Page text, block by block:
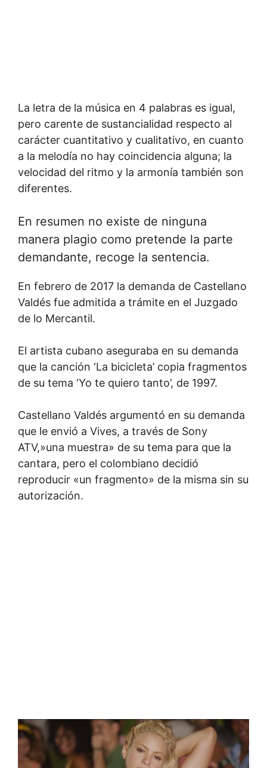
La letra de la música en 4 palabras es igual,
pero carente de sustancialidad respecto al
carácter cuantitativo y cualitativo, en cuanto
a la melodía no hay coincidencia alguna; la
velocidad del ritmo y la armonía también son
diferentes.
En resumen no existe de ninguna
manera plagio como pretende la parte
demandante, recoge la sentencia.
En febrero de 2017 la demanda de Castellano
Valdés fue admitida a trámite en el Juzgado
de lo Mercantil.
El artista cubano aseguraba en su demanda
que la canción ‘La bicicleta’ copia fragmentos
de su tema ‘Yo te quiero tanto’, de 1997.
Castellano Valdés argumentó en su demanda
que le envió a Vives, a través de Sony
ATV,»una muestra» de su tema para que la
cantara, pero el colombiano decidió
reproducir «un fragmento» de la misma sin su
autorización.